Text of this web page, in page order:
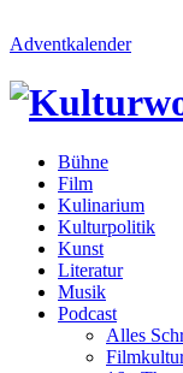
Adventkalender
Bühne
Film
Kulinarium
Kulturpolitik
Kunst
Literatur
Musik
Podcast
Alles